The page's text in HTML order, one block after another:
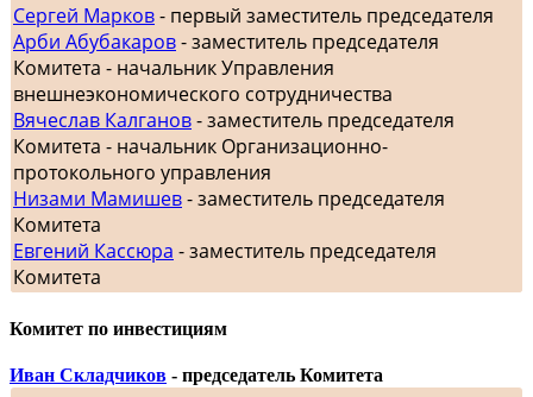
Сергей Марков- первый заместитель председателя
Арби Абубакаров- заместитель председателя
Комитета - начальник Управления
внешнеэкономического сотрудничества
Вячеслав Калганов- заместитель председателя
Комитета - начальник Организационно-
протокольного управления
Низами Мамишев- заместитель председателя
Комитета
Евгений Кассюра - заместитель председателя
Комитета
Комитет по инвестициям
Иван Складчиков - председатель Комитета